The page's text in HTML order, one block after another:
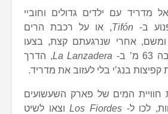
מדריד עם ילדים גדולים וחוביי
ב- Tifón, או על רכבת הרים
אחרי שנרגעתם קצת, בצעו
ב-
La Lanzadera, הדרך
בנג’י בלי לעזוב את מדריד.
המים של פארק השעשועים
לכו ל-Los Fiordesוצאו לשיט